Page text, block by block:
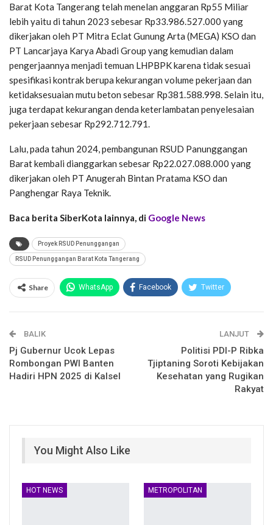
Barat Kota Tangerang telah menelan anggaran Rp55 Miliar
lebih yaitu di tahun 2023 sebesar Rp33.986.527.000 yang
dikerjakan oleh PT Mitra Eclat Gunung Arta (MEGA) KSO dan
PT Lancarjaya Karya Abadi Group yang kemudian dalam
pengerjaannya menjadi temuan LHPBPK karena tidak sesuai
spesifikasi kontrak berupa kekurangan volume pekerjaan dan
ketidaksesuaian mutu beton sebesar Rp381.588.998. Selain itu,
juga terdapat kekurangan denda keterlambatan penyelesaian
pekerjaan sebesar Rp292.712.791.
Lalu, pada tahun 2024, pembangunan RSUD Panunggangan
Barat kembali dianggarkan sebesar Rp22.027.088.000 yang
dikerjakan oleh PT Anugerah Bintan Pratama KSO dan
Panghengar Raya Teknik.
Baca berita SiberKota lainnya, di Google News
Proyek RSUD Penunggangan
RSUD Penunggangan Barat Kota Tangerang
Share WhatsApp Facebook Twitter
Telegram
BALIK
Pj Gubernur Ucok Lepas
Rombongan PWI Banten
Hadiri HPN 2025 di Kalsel
LANJUT
Politisi PDI-P Ribka
Tjiptaning Soroti Kebijakan
Kesehatan yang Rugikan
Rakyat
You Might Also Like
HOT NEWS METROPOLITAN